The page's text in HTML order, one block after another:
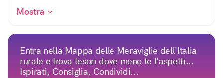
Mostra
Entra nella Mappa delle Meraviglie dell'Italia
rurale e trova tesori dove meno te l'aspetti...
Ispirati, Consiglia, Condividi...